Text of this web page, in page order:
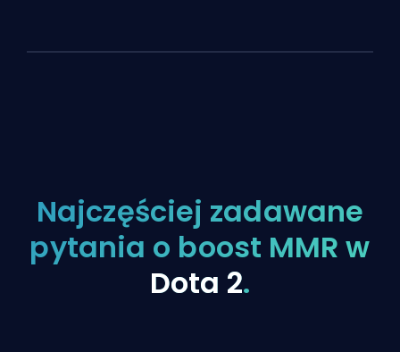
Najczęściej zadawane
pytania o boost MMR w
Dota 2.